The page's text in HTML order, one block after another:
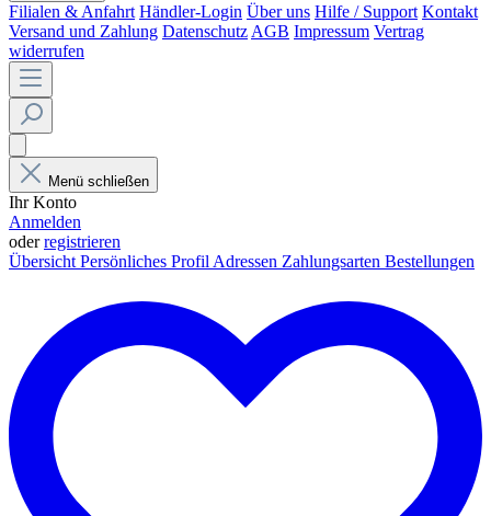
Filialen & Anfahrt Händler-Login Über uns Hilfe / Support Kontakt
Versand und Zahlung Datenschutz AGB Impressum Vertrag
widerrufen
Menü schließen
Ihr Konto
Anmelden
oderregistrieren
Übersicht Persönliches Profil Adressen Zahlungsarten Bestellungen